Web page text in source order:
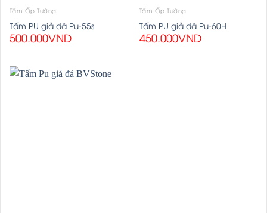
Tấm Ốp Tường
Tấm PU giả đá Pu-55s
500.000VND
Tấm Ốp Tường
Tấm PU giả đá Pu-60H
450.000VND